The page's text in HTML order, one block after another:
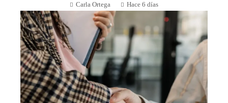
Carla Ortega Hace 6 días